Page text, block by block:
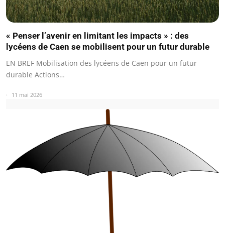
« Penser l’avenir en limitant les impacts » : des
lycéens de Caen se mobilisent pour un futur durable
EN BREF Mobilisation des lycéens de Caen pour un futur
durable Actions…
11 mai 2026